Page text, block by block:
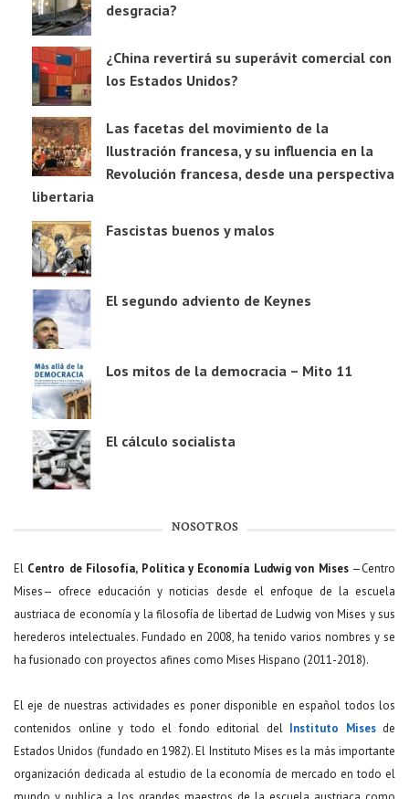
desgracia?
¿China revertirá su superávit comercial con
los Estados Unidos?
Las facetas del movimiento de la
Ilustración francesa, y su influencia en la
Revolución francesa, desde una perspectiva
libertaria
Fascistas buenos y malos
El segundo adviento de Keynes
Los mitos de la democracia – Mito 11
El cálculo socialista
NOSOTROS
El Centro de Filosofía, Política y Economía Ludwig von Mises—Centro
Mises— ofrece educación y noticias desde el enfoque de la escuela
austriaca de economía y la filosofía de libertad de Ludwig von Mises y sus
herederos intelectuales. Fundado en 2008, ha tenido varios nombres y se
ha fusionado con proyectos afines como Mises Hispano (2011-2018).
El eje de nuestras actividades es poner disponible en español todos los
contenidos online y todo el fondo editorial del Instituto Misesde
Estados Unidos (fundado en 1982). El Instituto Mises es la más importante
organización dedicada al estudio de la economía de mercado en todo el